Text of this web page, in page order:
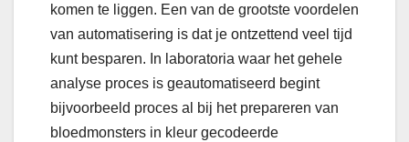
komen te liggen. Een van de grootste voordelen
van automatisering is dat je ontzettend veel tijd
kunt besparen. In laboratoria waar het gehele
analyse proces is geautomatiseerd begint
bijvoorbeeld proces al bij het prepareren van
bloedmonsters in kleur gecodeerde